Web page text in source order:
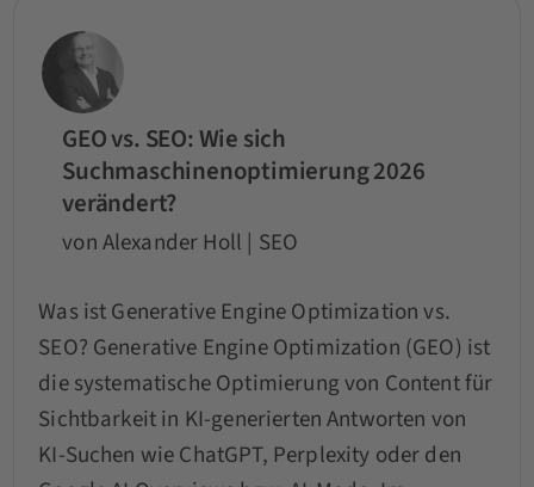
GEO vs. SEO: Wie sich
Suchmaschinenoptimierung 2026
verändert?
von Alexander Holl | SEO
Was ist Generative Engine Optimization vs.
SEO? Generative Engine Optimization (GEO) ist
die systematische Optimierung von Content für
Sichtbarkeit in KI-generierten Antworten von
KI-Suchen wie ChatGPT, Perplexity oder den